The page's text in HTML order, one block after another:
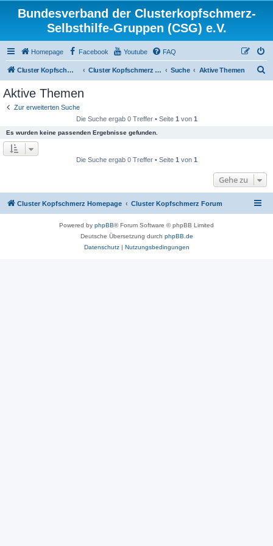
Bundesverband der Clusterkopfschmerz-
Selbsthilfe-Gruppen (CSG) e.V.
Homepage Facebook Youtube FAQ
Cluster Kopfschmerz Homepage Cluster Kopfschmerz Forum Suche Aktive Themen
Aktive Themen
Zur erweiterten Suche
Die Suche ergab 0 Treffer • Seite 1 von 1
Es wurden keine passenden Ergebnisse gefunden.
Die Suche ergab 0 Treffer • Seite 1 von 1
Gehe zu
Cluster Kopfschmerz Homepage Cluster Kopfschmerz Forum
Powered by phpBB® Forum Software © phpBB Limited
Deutsche Übersetzung durch phpBB.de
Datenschutz| Nutzungsbedingungen